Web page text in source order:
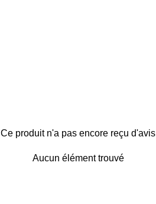
Ce produit n'a pas encore reçu d'avis
Aucun élément trouvé